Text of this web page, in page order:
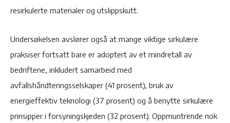
resirkulerte materialer og utslippskutt.
Undersøkelsen avslører også at mange viktige sirkulære
praksiser fortsatt bare er adoptert av et mindretall av
bedriftene, inkludert samarbeid med
avfallshåndteringsselskaper (41 prosent), bruk av
energieffektiv teknologi (37 prosent) og å benytte sirkulære
prinsipper i forsyningskjeden (32 prosent). Oppmuntrende nok